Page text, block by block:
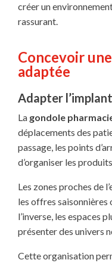
créer un
rassurant.
Concevoir
adaptée
Adapter
La gondole
déplacements des
passage, les points
d’organiser les
Les zones proches de
les offres
l’inverse, les espaces
présenter des univers
Cette organisation